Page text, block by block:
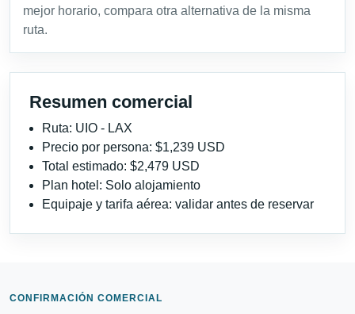
mejor horario, compara otra alternativa de la misma
ruta.
Resumen comercial
Ruta: UIO - LAX
Precio por persona: $1,239 USD
Total estimado: $2,479 USD
Plan hotel: Solo alojamiento
Equipaje y tarifa aérea: validar antes de reservar
CONFIRMACIÓN COMERCIAL